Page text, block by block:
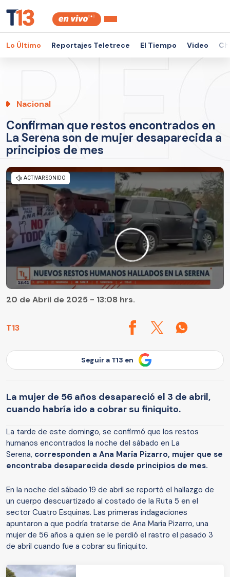
Lo Último Reportajes Teletrece El Tiempo Video
Nacional
Confirman que restos encontrados en
La Serena son de mujer desaparecida a
principios de mes
T13
20 de Abril de 2025 - 13:08 hrs.
Seguir a T13 en
La mujer de 56 años desapareció el 3 de abril,
cuando habría ido a cobrar su finiquito.
La tarde de este domingo, se confirmó que los restos
humanos encontrados la noche del sábado en La
Serena, corresponden a Ana María Pizarro, mujer que se
encontraba desaparecida desde principios de mes.
En la noche del sábado 19 de abril se reportó el hallazgo de
un cuerpo descuartizado al costado de la Ruta 5 en el
sector Cuatro Esquinas. Las primeras indagaciones
apuntaron a que podría tratarse de Ana María Pizarro, una
mujer de 56 años a quien se le perdió el rastro el pasado 3
de abril cuando fue a cobrar su finiquito.